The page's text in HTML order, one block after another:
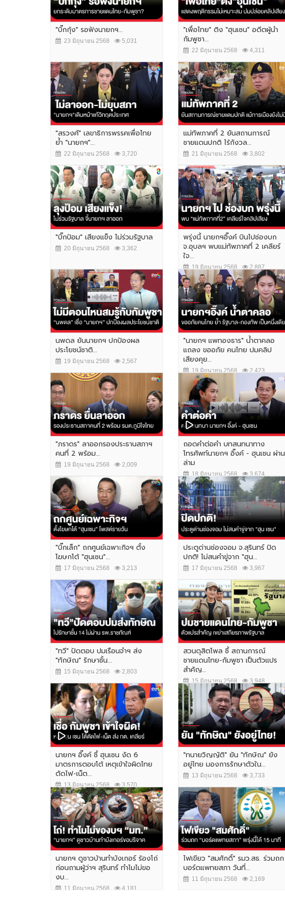
"บิ๊กกุ้ง" รอฟังนายกฯ...
23 มิถุนายน 2568 5,031
"เพื่อไทย" ติง "ฮุนเซน" อดีตผู้นำ
กัมพูชา...
22 มิถุนายน 2568 4,311
"สรวงศ์" เลขาธิการพรรคเพื่อไทย
ย้ำ "นายกฯ"...
22 มิถุนายน 2568 3,720
แม่ทัพภาคที่ 2 ยันสถานการณ์
ชายแดนปกติ ไร้กังวล...
21 มิถุนายน 2568 3,802
"บิ๊กป้อม" เสียงแข็ง ไม่ร่วมรัฐบาล
20 มิถุนายน 2568 3,362
พรุ่งนี้ นายกฯอิ๊งค์ บินไปช่องบก
จ.อุบลฯ พบแม่ทัพภาคที่ 2 เคลียร์
ใจ...
19 มิถุนายน 2568 2,887
นพดล ยันนายกฯ ปกป้องผล
ประโยชน์ชาติ...
19 มิถุนายน 2568 2,567
"นายกฯ แพทองธาร" น้ำตาคลอ
แถลง ขออภัย คนไทย ปมคลิป
เสียงคุย...
19 มิถุนายน 2568 2,423
"ภราดร" ลาออกรองประธานสภาฯ
คนที่ 2 พร้อม...
19 มิถุนายน 2568 2,009
ถอดคำต่อคำ บทสนทนาทาง
โทรศัพท์นายกฯ อิ๊งค์ - ฮุนเซน ผ่าน
ล่าม
18 มิถุนายน 2568 3,674
"บิ๊กเล็ก"​ ถก​ศูนย์เฉพาะกิจฯ ตั้ง
โฆษก​โต้ "ฮุนเซน"​...
17 มิถุนายน 2568 3,213
ประตูด่านช่องจอม จ.สุรินทร์ ปิด
ปกติ! ไม่สนคำขู่จาก "ฮุน...
17 มิถุนายน 2568 3,967
"ทวี" ปัดตอบ ปมเรือนจำฯ ส่ง
"ทักษิณ" รักษาชั้น...
15 มิถุนายน 2568 2,803
สวนดุสิตโพล ชี้ สถานการณ์
ชายแดนไทย-กัมพูชา เป็นตัวแปร
สำคัญ...
15 มิถุนายน 2568 3,948
นายกฯ อิ๊งค์ ชี้ ฮุนเซน งัด 6
มาตรการตอบโต้ เหตุเข้าใจผิดไทย
ตัดไฟ-เน็ต...
13 มิถุนายน 2568 3,570
"ทนายวิญญัติ" ยัน "ทักษิณ" ยัง
อยู่ไทย มองการรักษาตัวใน...
13 มิถุนายน 2568 3,733
นายกฯ ดูชาวบ้านทำบังเกอร์ ร้องโถ่
ก่อนถามผู้ว่าฯ สุรินทร์ ทำไมไม่ขอ
งบ...
11 มิถุนายน 2568 4,181
ไฟเขียว "สมศักดิ์" รมว.สธ. ร่วมถก
บอร์ดแพทยสภา วันที่...
11 มิถุนายน 2568 2,169